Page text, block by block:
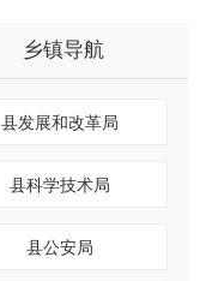
乡镇导航
县发展和改革局
县科学技术局
县公安局